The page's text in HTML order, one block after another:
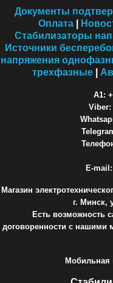
Документы
Оплата
Стабилизаторы
Источники
напряжения
трехфазные
A1:
Viber:
E-
Магазин
г. Минск,
Есть возможность
договоренности с нашими
Мобильная